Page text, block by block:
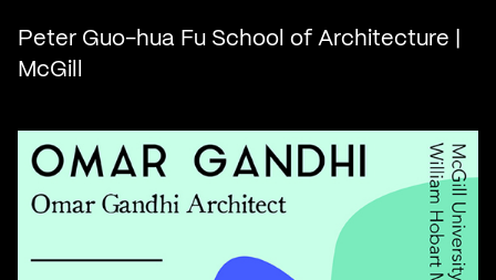
Peter Guo-hua Fu School of Architecture |
McGill